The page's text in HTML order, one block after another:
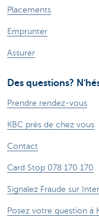
Placements
Emprunter
Assurer
Des questions?
Prendre rendez-vous
KBC près de chez vous
Contact
Card Stop 078 170 170
Signalez Fraude sur
Posez votre question à